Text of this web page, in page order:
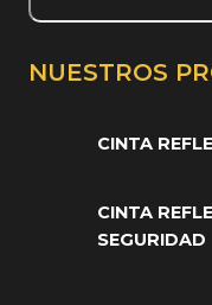
NUESTROS
CINTA
CINTA
SEGURIDAD